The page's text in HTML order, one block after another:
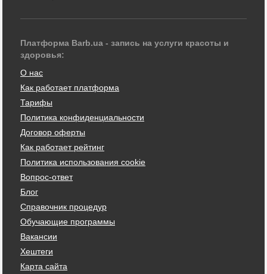
Платформа Barb.ua - запись на услуги красоты и
здоровья:
О нас
Как работает платформа
Тарифы
Политика конфиденциальности
Договор оферты
Как работает рейтинг
Политика использования cookie
Вопрос-ответ
Блог
Справочник процедур
Обучающие программы
Вакансии
Хештеги
Карта сайта